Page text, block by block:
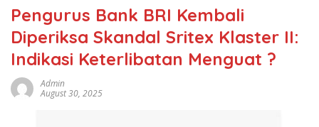
Pengurus Bank BRI Kembali
Diperiksa Skandal Sritex Klaster II:
Indikasi Keterlibatan Menguat ?
Admin
August 30, 2025